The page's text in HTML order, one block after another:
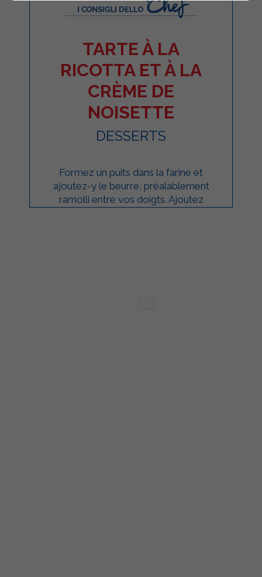
TARTE À LA
RICOTTA ET À LA
CRÈME DE
NOISETTE
DESSERTS
Formez un puits dans la farine et
ajoutez-y le beurre, préalablement
ramolli entre vos doigts. Ajoutez